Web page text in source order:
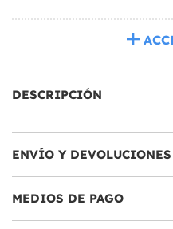
DESCRIPCIÓN
ENVÍO Y DEVOLUCIONES
MEDIOS DE PAGO